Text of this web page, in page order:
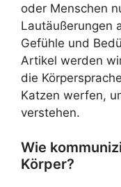
oder Menschen
Lautäußerungen
Gefühle und
Artikel werden
die
Katzen werfen,
verstehen.
Wie
Körper?